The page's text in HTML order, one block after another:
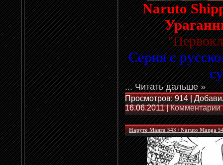
Naruto
"
Серия с
...Читать дальше »
Просмотров: 914 |
16.06.2011|Комментарии
Наруто Манга 543 / Naruto Manga